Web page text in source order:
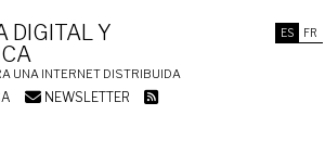
ES FR
DIGITAL Y
UNA INTERNET DISTRIBUIDA
NEWSLETTER